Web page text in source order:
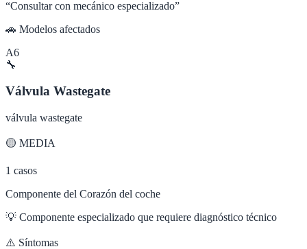
“Consultar con mecánico especializado”
🚗 Modelos afectados
A6
🔧
Válvula Wastegate
válvula wastegate
🟡 MEDIA
1 casos
Componente del Corazón del coche
💡 Componente especializado que requiere diagnóstico técnico
⚠️ Síntomas